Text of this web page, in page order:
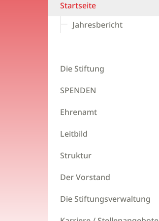
Startseite
Jahresbericht
Die Stiftung
SPENDEN
Ehrenamt
Leitbild
Struktur
Der Vorstand
Die Stiftungsverwaltung